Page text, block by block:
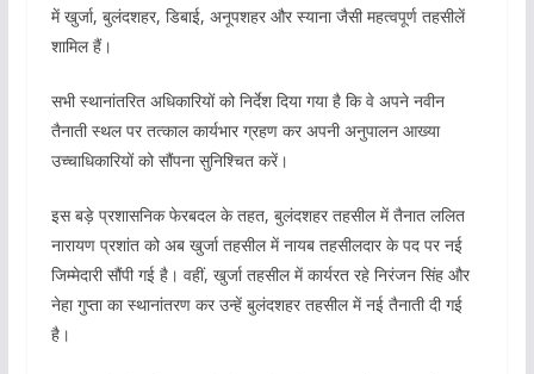
में खुर्जा, बुलंदशहर, डिबाई, अनूपशहर और स्याना जैसी महत्वपूर्ण तहसीलें
शामिल हैं।
सभी स्थानांतरित अधिकारियों को निर्देश दिया गया है कि वे अपने नवीन
तैनाती स्थल पर तत्काल कार्यभार ग्रहण कर अपनी अनुपालन आख्या
उच्चाधिकारियों को सौंपना सुनिश्चित करें।
इस बड़े प्रशासनिक फेरबदल के तहत, बुलंदशहर तहसील में तैनात ललित
नारायण प्रशांत को अब खुर्जा तहसील में नायब तहसीलदार के पद पर नई
जिम्मेदारी सौंपी गई है। वहीं, खुर्जा तहसील में कार्यरत रहे निरंजन सिंह और
नेहा गुप्ता का स्थानांतरण कर उन्हें बुलंदशहर तहसील में नई तैनाती दी गई
है।